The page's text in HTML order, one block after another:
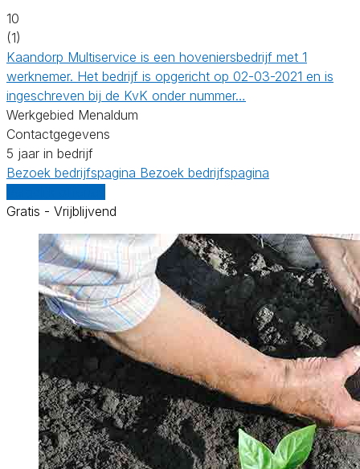
10
(1)
Kaandorp Multiservice is een hoveniersbedrijf met 1
werknemer. Het bedrijf is opgericht op 02-03-2021 en is
ingeschreven bij de KvK onder nummer…
Werkgebied Menaldum
Contactgegevens
5 jaar in bedrijf
Bezoek bedrijfspagina Bezoek bedrijfspagina
Gratis - Vrijblijvend